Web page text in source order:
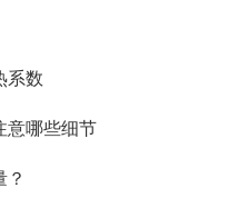
系数
意哪些细节
？